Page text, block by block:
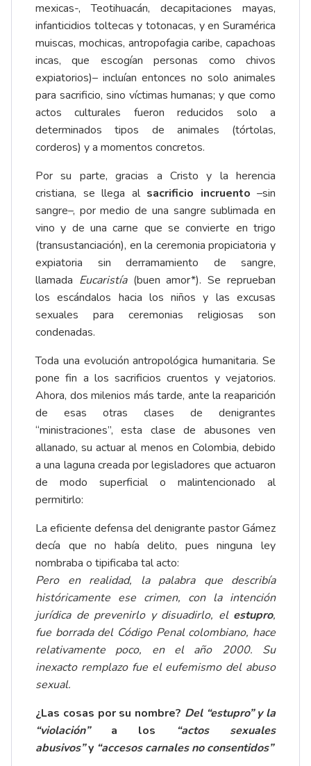
mexicas-, Teotihuacán, decapitaciones mayas,
infanticidios toltecas y totonacas, y en Suramérica
muiscas, mochicas, antropofagia caribe, capachoas
incas, que escogían personas como chivos
expiatorios)– incluían entonces no solo animales
para sacrificio, sino víctimas humanas; y que como
actos culturales fueron reducidos solo a
determinados tipos de animales (tórtolas,
corderos) y a momentos concretos.
Por su parte, gracias a Cristo y la herencia
cristiana, se llega al sacrificio incruento –sin
sangre–, por medio de una sangre sublimada en
vino y de una carne que se convierte en trigo
(transustanciación), en la ceremonia propiciatoria y
expiatoria sin derramamiento de sangre,
llamada Eucaristía(buen amor*). Se reprueban
los escándalos hacia los niños y las excusas
sexuales para ceremonias religiosas son
condenadas.
Toda una evolución antropológica humanitaria. Se
pone fin a los sacrificios cruentos y vejatorios.
Ahora, dos milenios más tarde, ante la reaparición
de esas otras clases de denigrantes
“ministraciones”, esta clase de abusones ven
allanado, su actuar al menos en Colombia, debido
a una laguna creada por legisladores que actuaron
de modo superficial o malintencionado al
permitirlo:
La eficiente defensa del denigrante pastor Gámez
decía que no había delito, pues ninguna ley
nombraba o tipificaba tal acto:
Pero en realidad, la palabra que describía
históricamente ese crimen, con la intención
jurídica de prevenirlo y disuadirlo, el estupro,
fue borrada del Código Penal colombiano, hace
relativamente poco, en el año 2000. Su
inexacto remplazo fue el eufemismo del abuso
sexual.
¿Las cosas por su nombre? Del “estupro” y la
“violación”a los
“actos sexuales
abusivos”y “accesos carnales no consentidos”